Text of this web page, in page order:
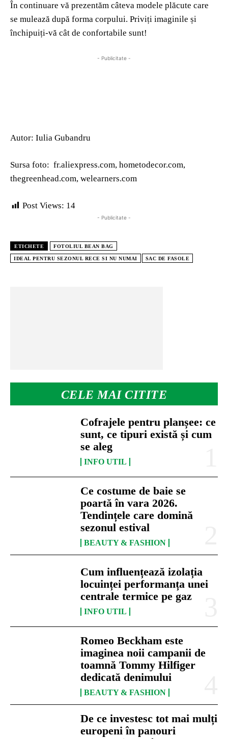
CELE MAI CITITE
Cofrajele pentru planșee: ce
sunt, ce tipuri există și cum
se aleg
INFO UTIL
Ce costume de baie se
poartă în vara 2026.
Tendințele care domină
sezonul estival
BEAUTY & FASHION
Cum influențează izolația
locuinței performanța unei
centrale termice pe gaz
INFO UTIL
Romeo Beckham este
imaginea noii campanii de
toamnă Tommy Hilfiger
dedicată denimului
BEAUTY & FASHION
De ce investesc tot mai mulți
europeni în panouri
În continuare vă prezentăm câteva modele plăcute care
se mulează după forma corpului. Priviți imaginile și
închipuiți-vă cât de confortabile sunt!
- Publicitate -
Autor: Iulia Gubandru
Sursa foto: fr.aliexpress.com, hometodecor.com,
thegreenhead.com, welearners.com
Post Views: 14
- Publicitate -
ETICHETE FOTOLIUL BEAN BAG
IDEAL PENTRU SEZONUL RECE SI NU NUMAI SAC DE FASOLE